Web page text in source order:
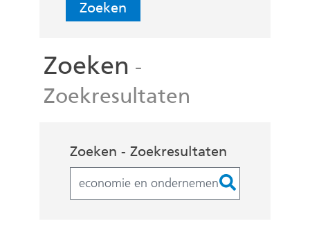
Zoeken
Zoeken -
Zoekresultaten
Zoekopdracht
Zoeken - Zoekresultaten